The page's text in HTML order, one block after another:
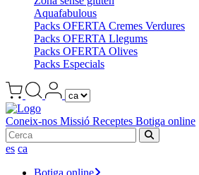
Aquafabulous
Packs OFERTA Cremes Verdures
Packs OFERTA Llegums
Packs OFERTA Olives
Packs Especials
Coneix-nos Missió Receptes Botiga online
es ca
Botiga online